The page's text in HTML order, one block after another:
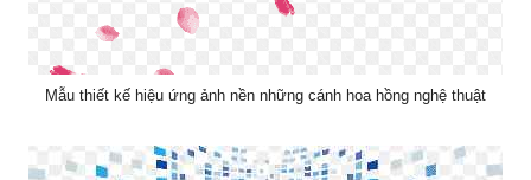
Mẫu thiết kế hiệu ứng ảnh nền những cánh hoa hồng nghệ thuật